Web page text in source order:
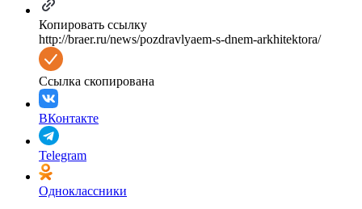
Копировать ссылку
http://braer.ru/news/pozdravlyaem-s-dnem-arkhitektora/
Ссылка скопирована
ВКонтакте
Telegram
Одноклассники